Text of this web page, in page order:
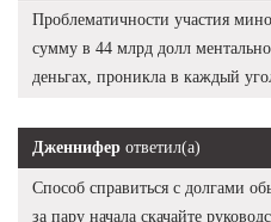
Проблематичности участия
сумму в 44 млрд долл
деньгах, проникла в каждый
Дженнифер ответил(а)
Способ справиться с долгами
за пару начала скачайте